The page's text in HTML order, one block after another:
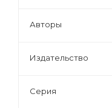
Авторы
Издательство
Серия